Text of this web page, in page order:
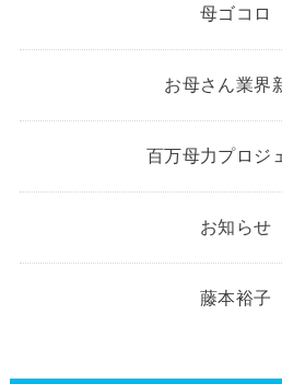
母ゴコロ
お母さん業界
百万母力プロジ
お知らせ
藤本裕子